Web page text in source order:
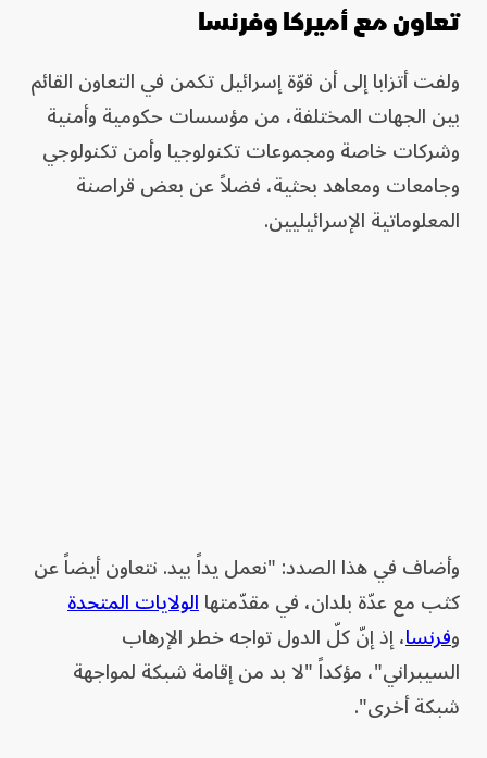
تعاون مع أميركا وفرنسا
ولفت أتزابا إلى أن قوّة إسرائيل تكمن في التعاون القائم
بين الجهات المختلفة، من مؤسسات حكومية وأمنية
وشركات خاصة ومجموعات تكنولوجيا وأمن تكنولوجي
وجامعات ومعاهد بحثية، فضلاً عن بعض قراصنة
المعلوماتية الإسرائيليين.
وأضاف في هذا الصدد: "نعمل يداً بيد. نتعاون أيضاً عن
كثب مع عدّة بلدان، في مقدّمتهاالولايات المتحدة
وفرنسا، إذ إنّ كلّ الدول تواجه خطر الإرهاب
السيبراني"، مؤكداً "لا بد من إقامة شبكة لمواجهة
شبكة أخرى".